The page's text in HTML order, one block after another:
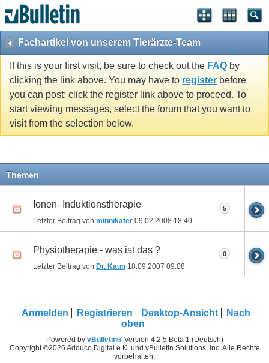
Fachartikel von unserem Tierärzte-Team
If this is your first visit, be sure to check out the FAQ by
clicking the link above. You may have to register before
you can post: click the register link above to proceed. To
start viewing messages, select the forum that you want to
visit from the selection below.
Themen
Ionen- Induktionstherapie
Letzter Beitrag von minnikater 09.02.2008 18:40
5
Physiotherapie - was ist das ?
Letzter Beitrag von Dr. Kaun 18.09.2007 09:08
0
Anmelden Registrieren Desktop-Ansicht
Nach
oben
Powered by vBulletin®Version 4.2.5 Beta 1 (Deutsch)
Copyright ©2026 Adduco Digital e.K. und vBulletin Solutions, Inc. Alle Rechte
vorbehalten.